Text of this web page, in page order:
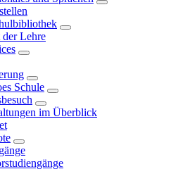
Lehre
Schule
im Überblick